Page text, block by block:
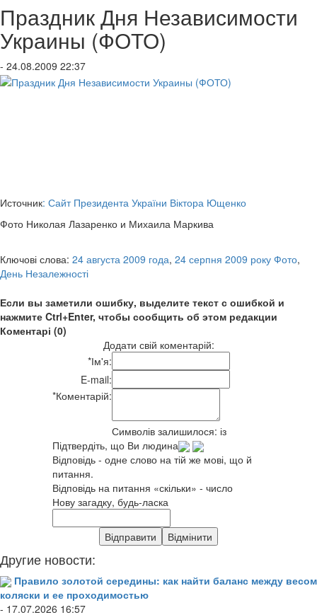
Праздник Дня Независимости
Украины (ФОТО)
- 24.08.2009 22:37
Источник: Сайт Президента України Віктора Ющенко
Фото Николая Лазаренко и Михаила Маркива
Ключові слова: 24 августа 2009 года, 24 серпня 2009 року Фото,
День Незалежності
Если вы заметили ошибку, выделите текст с ошибкой и
нажмите Ctrl+Enter, чтобы сообщить об этом редакции
Коментарі (0)
Додати свій коментарій:
*Ім'я:
E-mail:
*Коментарій:
Символів залишилося: із
Підтвердіть, що Ви людина
Відповідь - одне слово на тій же мові, що й
питання.
Відповідь на питання «скільки» - число
Нову загадку, будь-ласка
Другие новости:
Правило золотой середины: как найти баланс между весом
коляски и ее проходимостью
- 17.07.2026 16:57